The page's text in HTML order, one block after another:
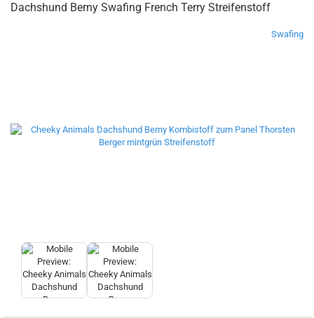
Dachshund Berny Swafing French Terry Streifenstoff
Swafing